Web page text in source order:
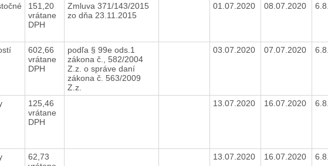
151,20
vrátane
DPH
Zmluva 371/143/2015
zo dňa 23.11.2015
01.07.2020 08.07.2020
602,66
vrátane
DPH
podľa § 99e ods.1
zákona č., 582/2004
Z.z. o správe daní
zákona č. 563/2009
Z.z.
03.07.2020 07.07.2020
125,46
vrátane
DPH
13.07.2020 16.07.2020
62,73
13.07.2020 16.07.2020